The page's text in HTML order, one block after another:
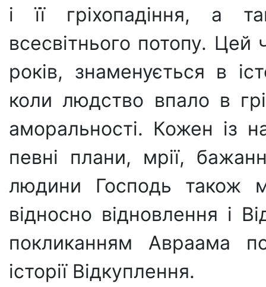
і її гріхопадіння, а
всесвітнього потопу. Цей
років, знаменується в
коли людство впало в
аморальності. Кожен із
певні плани, мрії,
людини Господь також
відносно відновлення і
покликанням Авраама
історії Відкуплення.